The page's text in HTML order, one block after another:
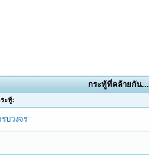
กระทู้ที่คล้ายกัน...
ะทู้:
บวงจร